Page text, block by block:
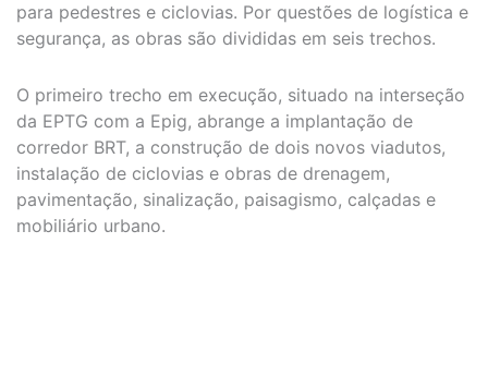
para pedestres e ciclovias. Por questões de logística e
segurança, as obras são divididas em seis trechos.
O primeiro trecho em execução, situado na interseção
da EPTG com a Epig, abrange a implantação de
corredor BRT, a construção de dois novos viadutos,
instalação de ciclovias e obras de drenagem,
pavimentação, sinalização, paisagismo, calçadas e
mobiliário urbano.